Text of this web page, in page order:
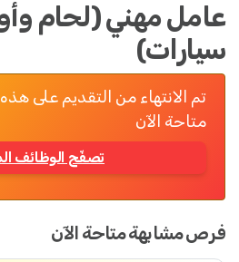
عامل مهني (لحام
سيارات)
تم الانتهاء من التقديم على
متاحة الآن
تصفّح الوظائف
فرص مشابهة متاحة الآن